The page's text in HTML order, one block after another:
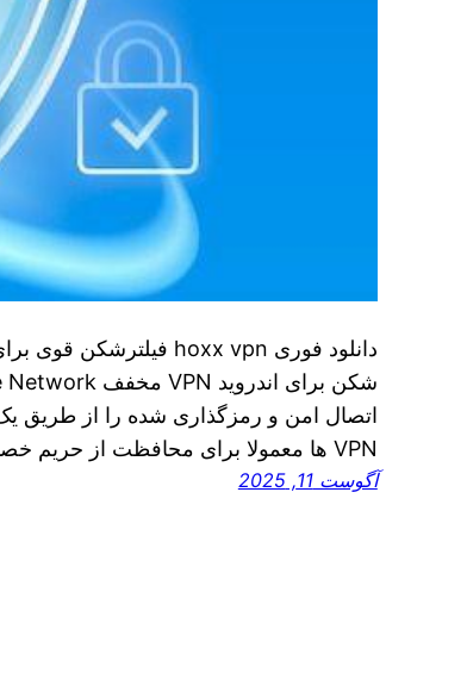
اتصال امن و رمزگذاری شده را از طریق
VPN ها معمولا برای محافظت از حریم خصوصی آنلاین، انتقال امن داده…
آگوست 11, 2025